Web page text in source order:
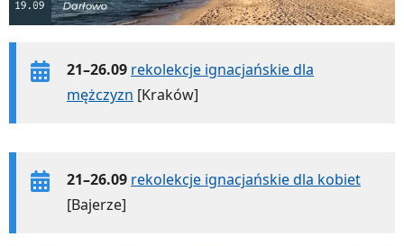
21–26.09 rekolekcje ignacjańskie dla
mężczyzn [Kraków]
21–26.09 rekolekcje ignacjańskie dla kobiet
[Bajerze]